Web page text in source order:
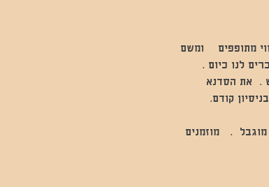
מתופפים    ומשם
לנו כיום .
.  את הסדנא
קודם.
מוגבל  .   מוזמנים